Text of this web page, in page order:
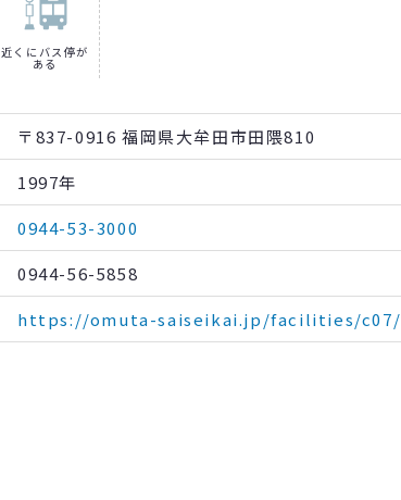
近くにバス停が
ある
〒837-0916 福岡県大牟田市田隈810
1997年
0944-53-3000
0944-56-5858
https://omuta-saiseikai.jp/facilities/c07/